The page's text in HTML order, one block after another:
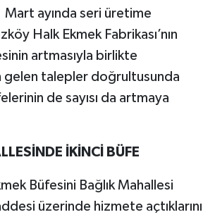
Mart ayında seri üretime
Halk Ekmek Fabrikası’nın
artmasıyla birlikte
gelen talepler doğrultusunda
de sayısı da artmaya
İKİNCİ BÜFE
Büfesini Bağlık Mahallesi
üzerinde hizmete açtıklarını